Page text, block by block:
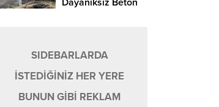
Dayanıksız Beton
SIDEBARLARDA
İSTEDİĞİNİZ HER YERE
BUNUN GİBİ REKLAM